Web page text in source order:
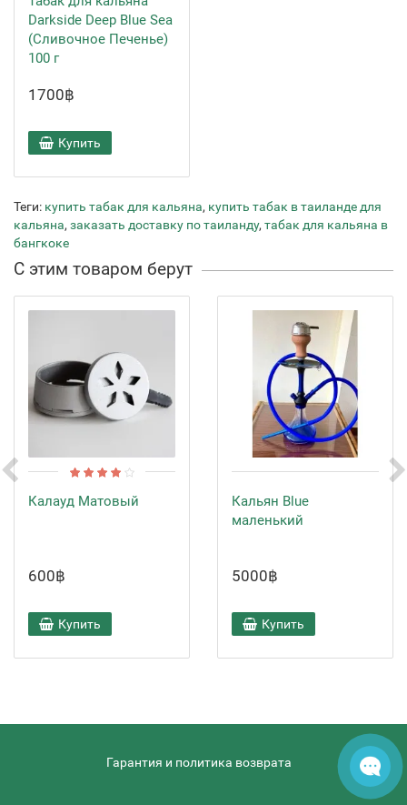
Darkside Deep Blue Sea
(Сливочное Печенье)
100 г
1700฿
Купить
Теги: купить табак для кальяна, купить табак в таиланде для
кальяна, заказать доставку по таиланду, табак для кальяна в
бангкоке
С этим товаром берут
Калауд Матовый
600฿
Купить
Кальян Blue
маленький
5000฿
Купить
Гарантия и политика возврата